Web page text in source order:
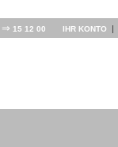
⇒ 15 12 00 IHR KONTO |